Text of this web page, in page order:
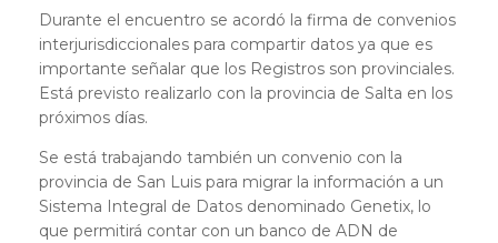
Durante el encuentro se acordó la firma de convenios
interjurisdiccionales para compartir datos ya que es
importante señalar que los Registros son provinciales.
Está previsto realizarlo con la provincia de Salta en los
próximos días.
Se está trabajando también un convenio con la
provincia de San Luis para migrar la información a un
Sistema Integral de Datos denominado Genetix, lo
que permitirá contar con un banco de ADN de